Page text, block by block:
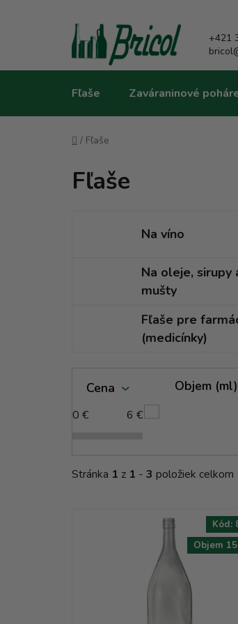
+421
Fľaše Zaváraninové
Domov
/ Fľaše
Fľaše
Na víno
Na oleje, sirupy
mušty
Fľaše pre
(medicínky)
Stránka 1 z 1 - 3 položiek celkom
Cena
0 € 6 €
Objem (ml)
p
p
r
Objem
Kód: